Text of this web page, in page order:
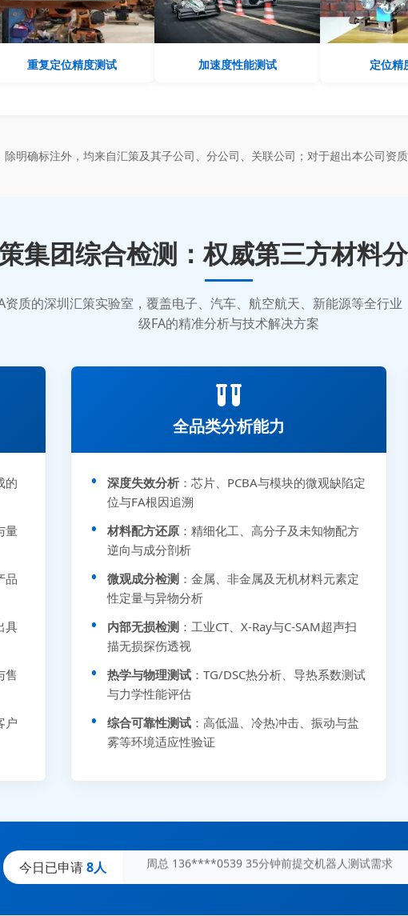
重复定位精度测试 加速度性能测试 定位精
明确标注外，均来自汇策及其子公司、分公司、关联公司；对于超出本公司
集团综合检测：权威第三方材料
资质的深圳汇策实验室，覆盖电子、汽车、航空航天、新能源等全行
级FA的精准分析与技术解决方案
的
量
品
具
售
户
全品类分析能力
深度失效分析：芯片、PCBA与模块的微观缺陷定
位与FA根因追溯
材料配方还原：精细化工、高分子及未知物配方
逆向与成分剖析
微观成分检测 ：金属、非金属及无机材料元素定
性定量与异物分析
内部无损检测 ：工业CT、X-Ray与C-SAM超声扫
描无损探伤透视
热学与物理测试：TG/DSC热分析、导热系数测试
与力学性能评估
综合可靠性测试：高低温、冷热冲击、振动与盐
雾等环境适应性验证
今日已申请8人
张先生 138****5889 刚刚提交EMC报价需求
李女士 159****5393 3分钟前提交可靠性测试需求
杨经理 187****6696 30分钟前提交无人机测试需求
周总 136****0539 35分钟前提交机器人测试需求